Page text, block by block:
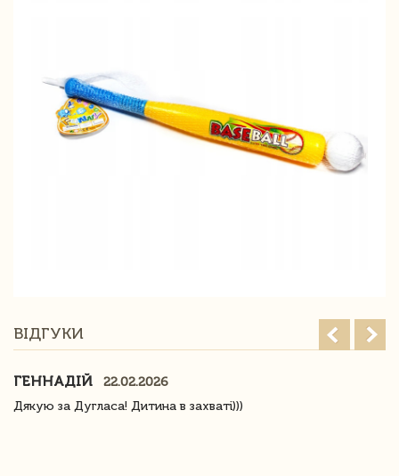
ВІДГУКИ
ГЕННАДІЙ
22.02.2026
Дякую за Дугласа! Дитина в захваті)))